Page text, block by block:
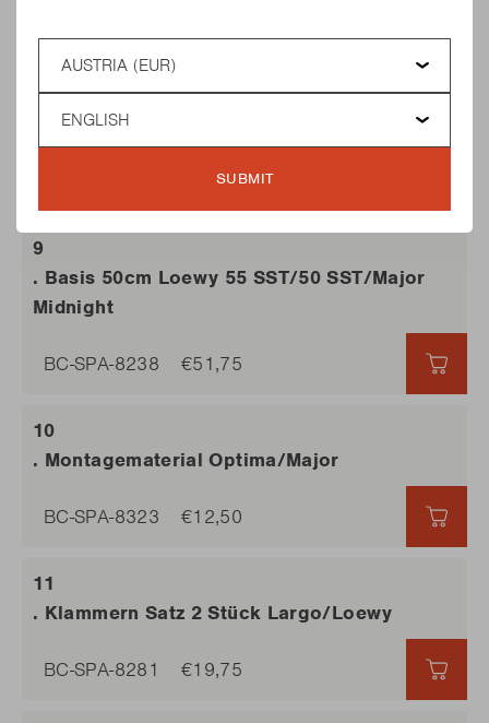
. Quickstop 2011 Major Mitternacht
€24,60
. Basis 50cm Loewy 55 SST/50 SST/Major
Midnight
BC-SPA-8238 €51,75
. Klammern Satz 2 Stück Largo/Loewy
BC-SPA-8281 €19,75
. Montagematerial Optima/Major
BC-SPA-8323 €12,50
Country
Language
SUBMIT